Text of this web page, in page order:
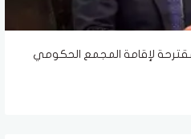
لإقامة المجمع الحكومي